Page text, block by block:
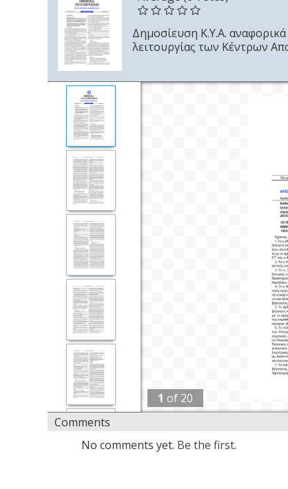
Δημοσίευση Κ.Υ.Α. αναφορικά
λειτουργίας των Κέντρων
1 of 20
Comments
No comments yet. Be the first.